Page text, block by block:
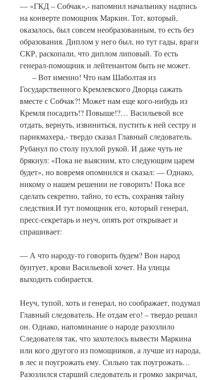
— «ГКД – Собчак»,- напомнил начальнику надпись
на конверте помощник Маркин. Тот, который,
оказалось, был совсем необразованным, то есть без
образования. Диплом у него был, но тут гады, враги
СКР, раскопали, что диплом липовый. То есть
генерал-помощник и лейтенантом быть не может.
– Вот именно! Что нам Шаболтая из
Государственного Кремлевского Дворца сажать
вместе с Собчак?! Может нам еще кого-нибудь из
Кремля посадить!? Повыше!?… Васильевой все
отдать, вернуть, извиниться, пустить к ней сестру и
парикмахера,- твердо сказал Главный следователь.
Рубанул по столу пухлой рукой. И даже чуть не
брякнул: «Пока не выясним, кто следующим царем
будет», но вовремя опомнился и сказал: — Однако,
никому о нашем решении не говорить! Пока все
сделать секретно, тайно, то есть, сохраняя тайну
следствия.И тут помощник его, который генерал,
пресс-секретарь и неуч, опять рот открывает и
спрашивает:
— А что народу-то говорить будем? Вон народ
бунтует, крови Васильевой хочет. На улицы
выходить собирается.
Неуч, тупой, хоть и генерал, но соображает, подумал
Главный следователь. Не отдам его! – твердо решил
он. Однако, напоминание о народе разозлило
Следователя так, что захотелось вывести Маркина
или кого другого из помощников, а лучше из народа,
в лес и поугрожать ему. Сильно так поугрожать…
Разозлился старший следователь и громко закричал,